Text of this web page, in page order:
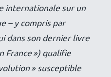
internationale sur un
– y compris par
dans son dernier livre
France ») qualifie
» susceptible